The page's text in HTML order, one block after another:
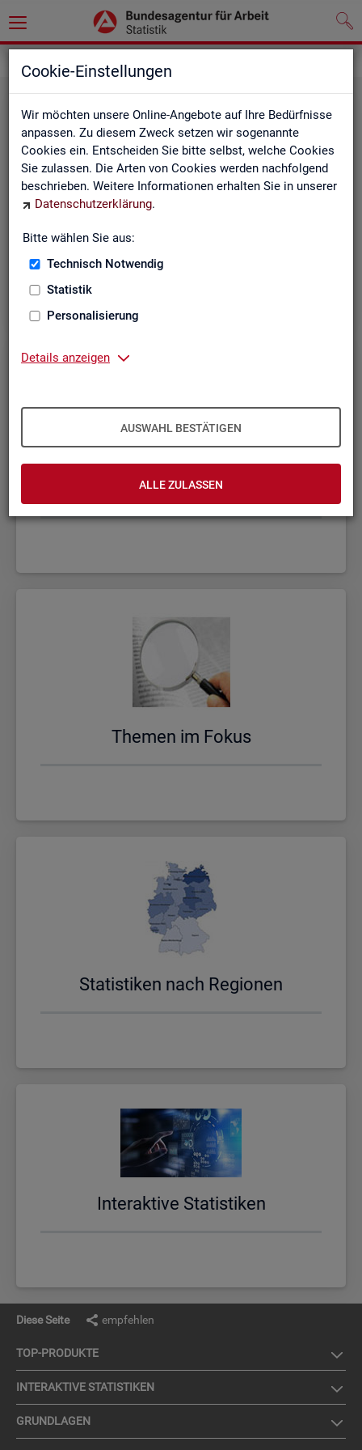
Cookie-Einstellungen
Wir möchten unsere Online-Angebote auf Ihre Bedürfnisse
anpassen. Zu diesem Zweck setzen wir sogenannte
Cookies ein. Entscheiden Sie bitte selbst, welche Cookies
Sie zulassen. Die Arten von Cookies werden nachfolgend
beschrieben. Weitere Informationen erhalten Sie in unserer
Datenschutzerklärung.
Bitte wählen Sie aus:
Technisch Notwendig
Statistik
Personalisierung
Details anzeigen
AUSWAHL BESTÄTIGEN
ALLE ZULASSEN
Rund­schau Ar­beits­markt
Fach­sta­tis­ti­ken
The­men im Fokus
Sta­tis­ti­ken nach Re­gio­nen
In­ter­ak­ti­ve Sta­tis­ti­ken
Diese Seite empfehlen
TOP-PRO­DUK­TE
IN­TER­AK­TI­VE STA­TIS­TI­KEN
GRUND­LA­GEN